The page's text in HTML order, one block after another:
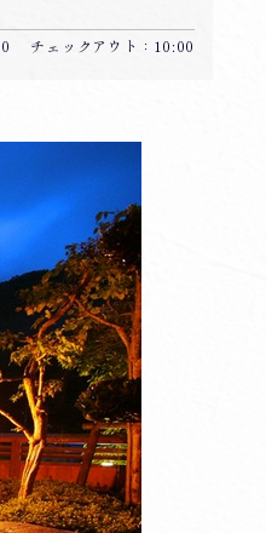
チェックアウト：10:00